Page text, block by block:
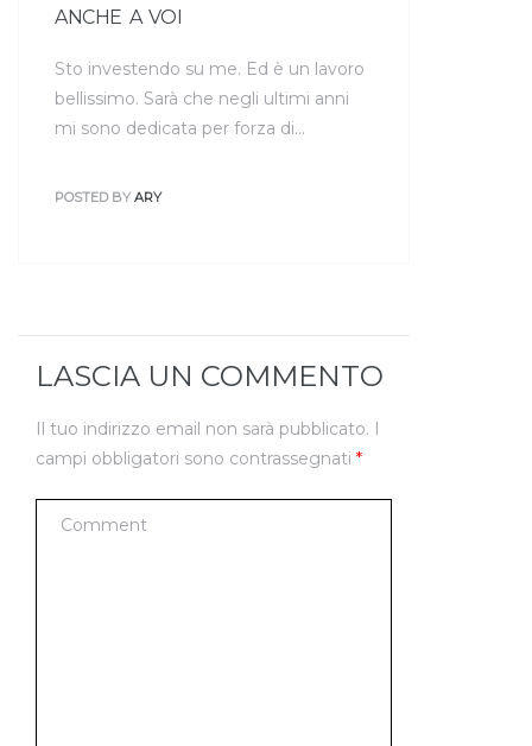
ANCHE A VOI
Sto investendo su me. Ed è un lavoro
bellissimo. Sarà che negli ultimi anni
mi sono dedicata per forza di…
POSTED BY ARY
LASCIA UN COMMENTO
Il tuo indirizzo email non sarà pubblicato. I
campi obbligatori sono contrassegnati *